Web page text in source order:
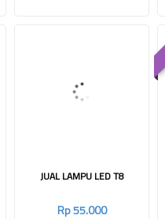
JUAL LAMPU LED T8
Rp 55.000